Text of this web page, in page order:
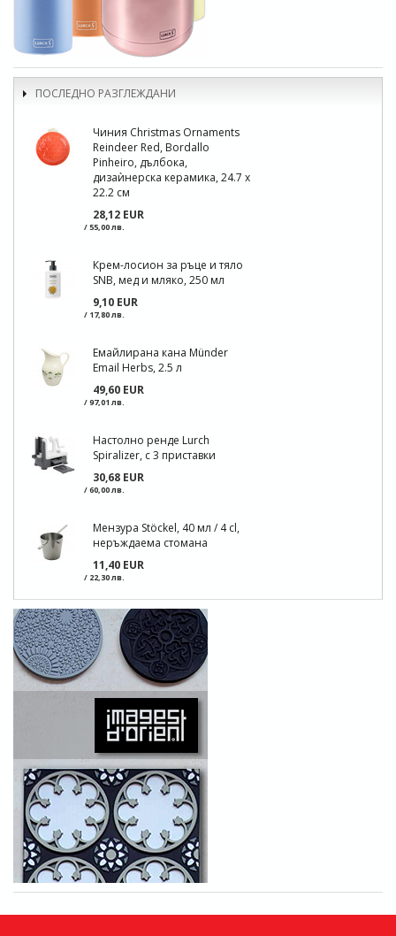
ПОСЛЕДНО РАЗГЛЕЖДАНИ
Чиния Christmas Ornaments
Reindeer Red, Bordallo
Pinheiro, дълбока,
дизаѝнерска керамика, 24.7 х
22.2 см
28,12 EUR
/ 55,00 лв.
Крем-лосион за ръце и тяло
SNB, мед и мляко, 250 мл
9,10 EUR
/ 17,80 лв.
Емайлирана кана Münder
Email Herbs, 2.5 л
49,60 EUR
/ 97,01 лв.
Настолно ренде Lurch
Spiralizer, с 3 приставки
30,68 EUR
/ 60,00 лв.
Мензура Stöckel, 40 мл / 4 cl,
неръждаема стомана
11,40 EUR
/ 22,30 лв.